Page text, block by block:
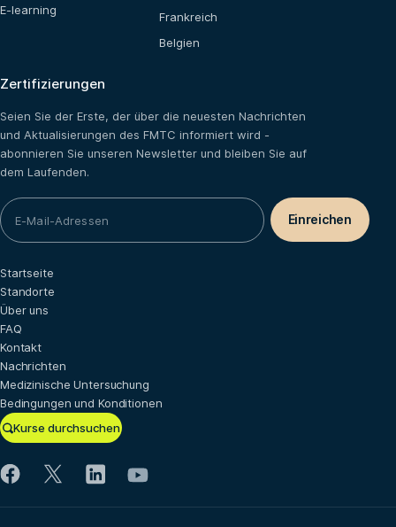
E-learning
Frankreich
Belgien
Zertifizierungen
Seien Sie der Erste, der über die neuesten Nachrichten
und Aktualisierungen des FMTC informiert wird -
abonnieren Sie unseren Newsletter und bleiben Sie auf
dem Laufenden.
Kurse durchsuchen
Startseite
Standorte
Über uns
FAQ
Kontakt
Nachrichten
Medizinische Untersuchung
Bedingungen und Konditionen